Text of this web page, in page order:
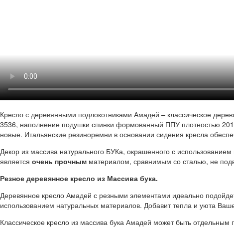
Кресло с деревянными подлокотниками Амадей – классическое
3536, наполнение подушки спинки формованный ППУ плотностью
новые. Итальянские резиноремни в основании сидения кресла
Декор из массива натурального БУКа, окрашенного с
является очень прочным материалом, сравнимым со сталью, не
Резное деревянное кресло из Массива бука.
Деревянное кресло Амадей с резными элементами идеально
использованием натуральных материалов. Добавит тепла и уюта
Классическое кресло из массива бука Амадей может быть